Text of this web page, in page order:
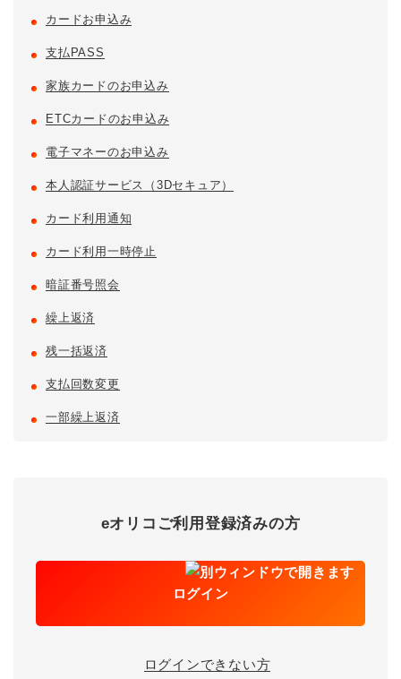
カードお申込み
支払PASS
家族カードのお申込み
ETCカードのお申込み
電子マネーのお申込み
本人認証サービス（3Dセキュア）
カード利用通知
カード利用一時停止
暗証番号照会
繰上返済
残一括返済
支払回数変更
一部繰上返済
eオリコご利用登録済みの方
ログイン
ログインできない方